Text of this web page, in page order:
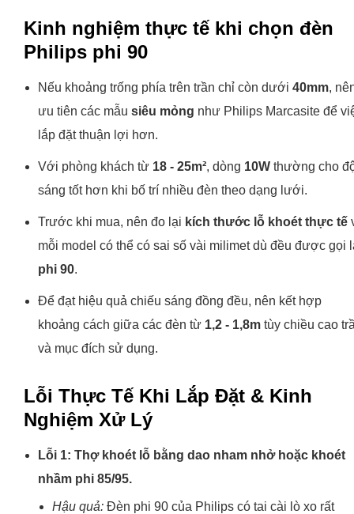
Kinh nghiệm thực tế khi chọn đèn
Philips phi 90
Nếu khoảng trống phía trên trần chỉ còn dưới 40mm,
ưu tiên các mẫu siêu mỏng như Philips Marcasite để
lắp đặt thuận lợi hơn.
Với phòng khách từ 18 - 25m², dòng 10W thường cho
sáng tốt hơn khi bố trí nhiều đèn theo dạng lưới.
Trước khi mua, nên đo lại kích thước lỗ khoét thực tế
mỗi model có thể có sai số vài milimet dù đều được gọi
phi 90.
Để đạt hiệu quả chiếu sáng đồng đều, nên kết hợp
khoảng cách giữa các đèn từ 1,2 - 1,8m tùy chiều cao
và mục đích sử dụng.
Lỗi Thực Tế Khi Lắp Đặt & Kinh
Nghiệm Xử Lý
Lỗi 1: Thợ khoét lỗ bằng dao nham nhở hoặc khoét
nhầm phi 85/95.
Hậu quả: Đèn phi 90 của Philips có tai cài lò xo rất